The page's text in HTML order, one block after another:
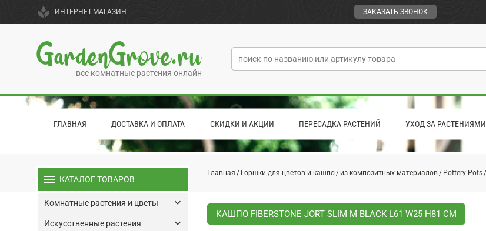
spa ИНТЕРНЕТ-МАГАЗИН ЗАКАЗАТЬ ЗВОНОК
GardenGrove.ru
все комнатные растения онлайн
ГЛАВНАЯ ДОСТАВКА И ОПЛАТА СКИДКИ И АКЦИИ ПЕРЕСАДКА РАСТЕНИЙ УХОД ЗА РАСТЕНИЯМИ
Главная Горшки для цветов и кашпо из композитных материалов Pottery Pots
КАШПО FIBERSTONE JORT SLIM M BLACK L61 W25 H81 СМ
menu КАТАЛОГ ТОВАРОВ
Комнатные растения и цветы keyboard_arrow_down
Искусственные растения keyboard_arrow_down